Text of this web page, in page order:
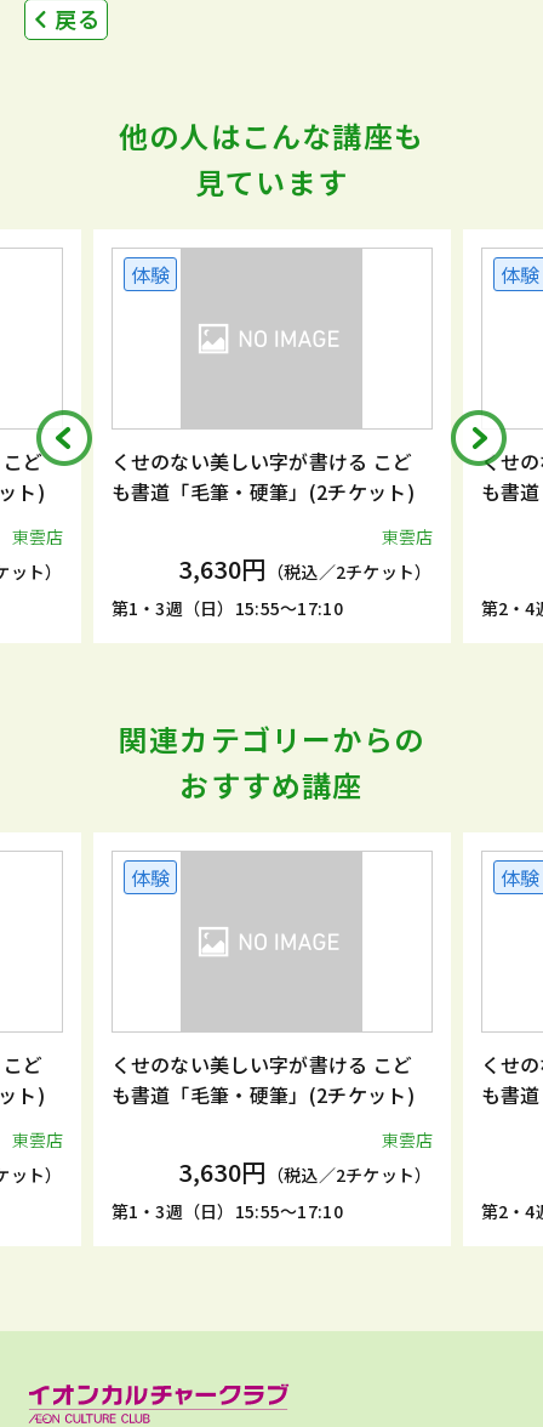
戻る
他の人はこんな講座も
見ています
ど
ト)
東雲店
ト）
体験
くせのない美しい字が書ける こど
も書道「毛筆・硬筆」(2チケット)
東雲店
3,630円 （税込／2チケット）
第1・3週（日）15:55～17:10
体験
くせ
も書
第2・4
関連カテゴリーからの
おすすめ講座
ど
ト)
東雲店
ト）
体験
くせのない美しい字が書ける こど
も書道「毛筆・硬筆」(2チケット)
東雲店
3,630円 （税込／2チケット）
第1・3週（日）15:55～17:10
体験
くせ
も書
第2・4